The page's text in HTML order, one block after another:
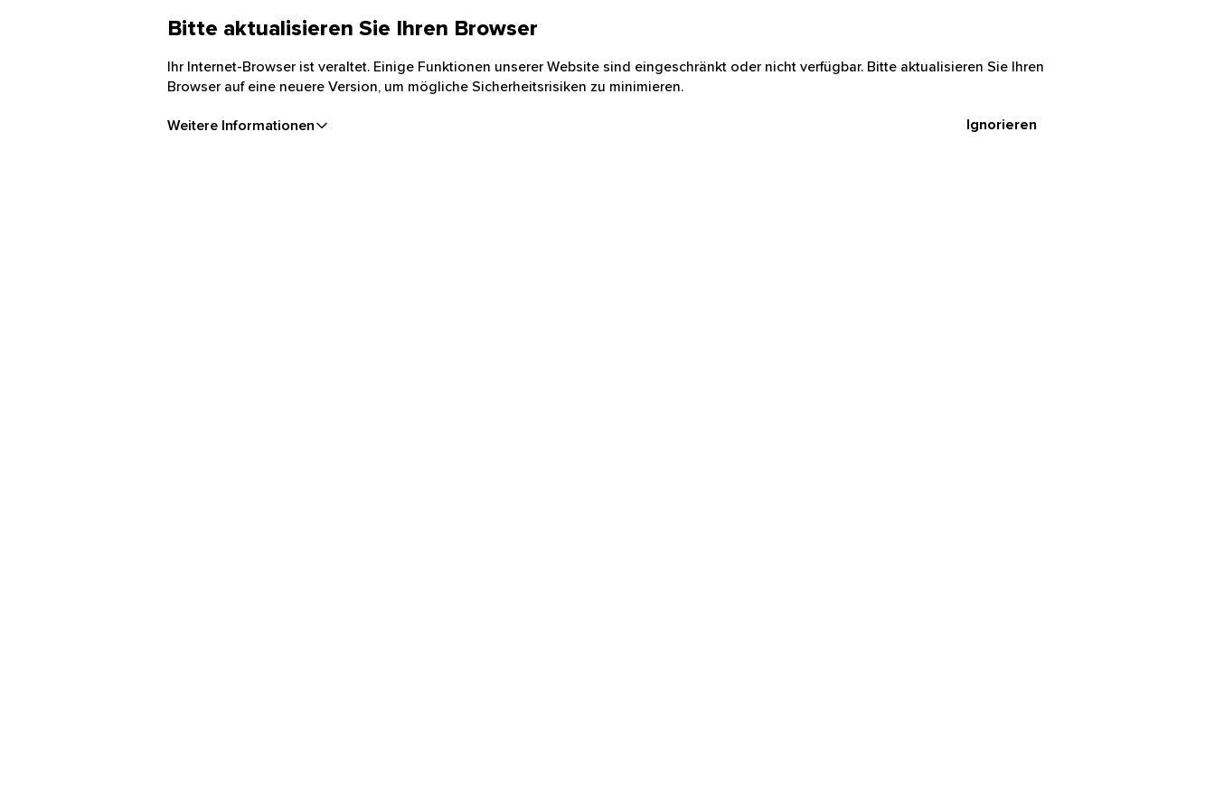
Bitte aktualisieren Sie Ihren Browser
Ihr Internet-Browser ist veraltet. Einige Funktionen unserer Website sind eingeschränkt oder nicht verfügbar. Bitte aktualisieren Sie Ihren
Browser auf eine neuere Version, um mögliche Sicherheitsrisiken zu minimieren.
Weitere Informationen Ignorieren